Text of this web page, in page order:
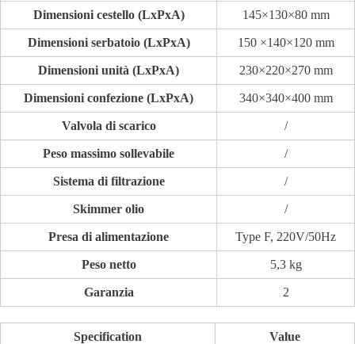
Dimensioni cestello (LxPxA) 145×130×80 mm
Dimensioni serbatoio (LxPxA) 150 ×140×120 mm
Dimensioni unità (LxPxA) 230×220×270 mm
Dimensioni confezione (LxPxA) 340×340×400 mm
Valvola di scarico /
Peso massimo sollevabile /
Sistema di filtrazione /
Skimmer olio /
Presa di alimentazione Type F, 220V/50Hz
Peso netto 5,3 kg
Garanzia 2
Specification Value